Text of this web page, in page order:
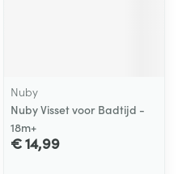
Nuby
Nuby Visset voor Badtijd -
18m+
€ 14,99